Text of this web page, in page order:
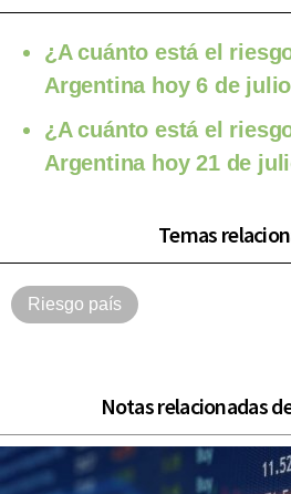
¿A cuánto está el
Argentina hoy 6 de
¿A cuánto está el
Argentina hoy 21 de
Temas
Riesgo país
Notas relacionadas